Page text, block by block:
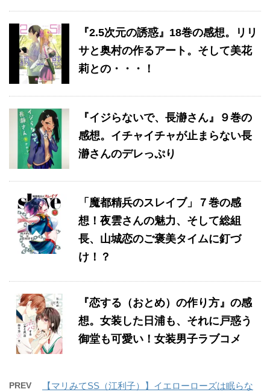
『2.5次元の誘惑』18巻の感想。リリ
サと奥村の作るアート。そして美花
莉との・・・！
『イジらないで、長瀞さん』９巻の
感想。イチャイチャが止まらない長
瀞さんのデレっぷり
「魔都精兵のスレイブ」７巻の感
想！夜雲さんの魅力、そして総組
長、山城恋のご褒美タイムに釘づ
け！？
『恋する（おとめ）の作り方』の感
想。女装した日浦も、それに戸惑う
御堂も可愛い！女装男子ラブコメ
PREV
【マリみてSS（江利子）】イエローローズは眠らな